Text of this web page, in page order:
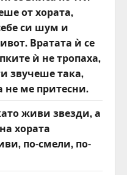
от хората,
си шум и
Вратата ѝ се
ѝ не тропаха,
звучеше така,
не ме притесни.
живи звезди, а
хората
по-смели, по-